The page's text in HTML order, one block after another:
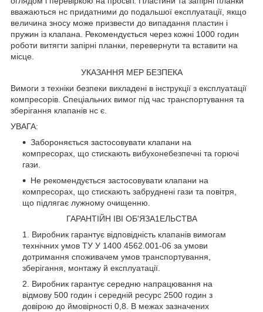
вважаються нс придатними до подальшої експлуатації, якщо
величина зносу може призвести до випадання пластин і
пружин із клапана. Рекомендується через кожні 1000 годин
роботи витягти запірні планки, перевернути та вставити на
місце.
УКАЗАННЯ МЕР БЕЗПЕКА
Вимоги з техніки безпеки викладені в інструкції з експлуатації
компресорів. Спеціальних вимог під час транспортування та
зберігання клапанів нс є.
УВАГА:
Забороняється застосовувати клапани на
компресорах, що стискають вибухонебезпечні та горючі
гази.
Не рекомендується застосовувати клапани на
компресорах, що стискають забруднені гази та повітря,
що підлягає лужному очищенню.
ГАРАНТІЙН ІВІ ОБ'ЯЗА1ЕЛЬСТВА
Виробник гарантує відповідність клапанів вимогам
технічних умов ТУ У 1400 4562.001-06 за умови
дотримання споживачем умов транспортування,
зберігання, монтажу й експлуатації.
Виробник гарантує середню напрацювання на
відмову 500 годин і середній ресурс 2500 годин з
довірою до ймовірності 0,8. В межах зазначених